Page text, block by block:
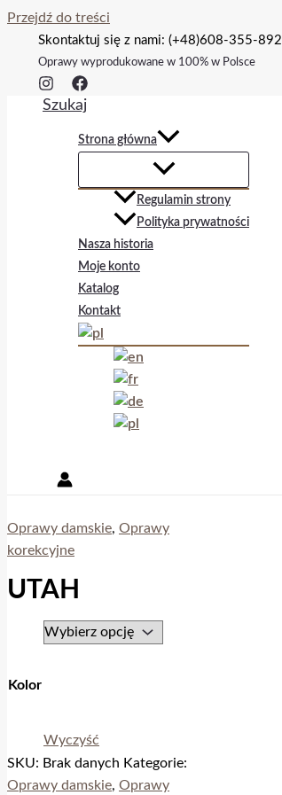
Przejdź do treści
Skontaktuj się z nami: (+48)608-355-892
Oprawy wyprodukowane w 100% w Polsce
Szukaj
Strona główna
Regulamin strony
Polityka prywatności
Nasza historia
Moje konto
Katalog
Kontakt
Oprawy damskie, Oprawy
korekcyjne
UTAH
Kolor
Wyczyść
SKU: Brak danych Kategorie:
Oprawy damskie, Oprawy